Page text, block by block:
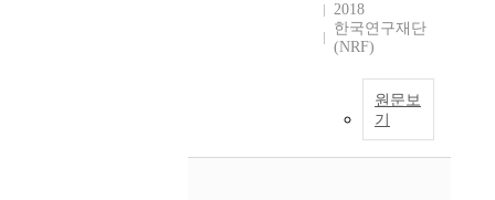
2018
한국연구재단
(NRF)
원문보
기